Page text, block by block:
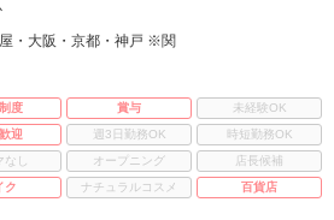
・大阪・京都・神戸 ※関
度 賞与
未経験OK
迎 週3日勤務OK
時短勤務OK
なし オープニング
店長候補
ク ナチュラルコスメ 百貨店